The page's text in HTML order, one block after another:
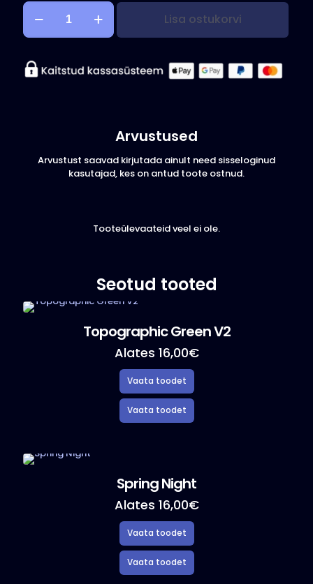
Hall
Hiirematt
kogus
Lisa ostukorvi
Arvustused
Arvustust saavad kirjutada ainult need sisseloginud
kasutajad, kes on antud toote ostnud.
Tooteülevaateid veel ei ole.
Seotud tooted
Topographic Green V2
Alates 16,00€
Sellel
tootel
saab
tootelehel.
Spring Night
Alates 16,00€
Sellel
tootel